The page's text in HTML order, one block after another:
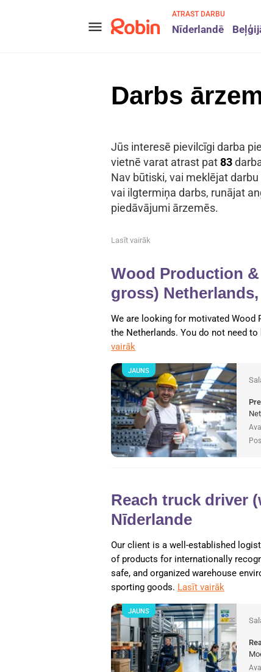
menu
ATRAST DARBU
Nīderlandē
Darbs
Jūs interesē pievilcīgi darba
vietnē varat atrast pat83
Nav būtiski, vai meklējat
vai ilgtermiņa darbs, runājat
piedāvājumi ārzemēs.
Lasīt vairāk
Wood Production &
gross)
We are looking for motivated Wood
the Netherlands. You do not need
vairāk
JAUNS
Reach truck driver
Nīderlande
Our client is a well-established
of products for internationally
safe, and organized warehouse
sporting goods. Lasīt vairāk
JAUNS